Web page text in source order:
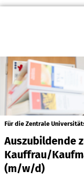
Für die Zentrale
Auszubildende
Kauffrau/
(m/w/d)